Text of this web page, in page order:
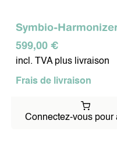
Symbio-
599,00 €
incl. TVA plus livraison
Frais de livraison
Connectez-vous pour